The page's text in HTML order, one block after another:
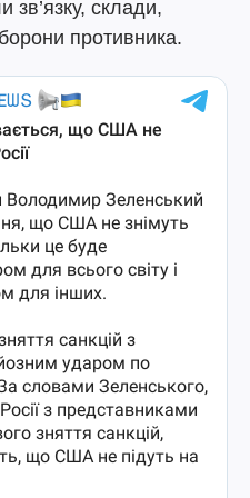
зв’язку, склади,
противника.